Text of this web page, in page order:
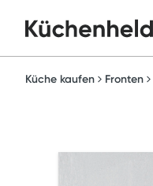
Küche kaufen Fronten